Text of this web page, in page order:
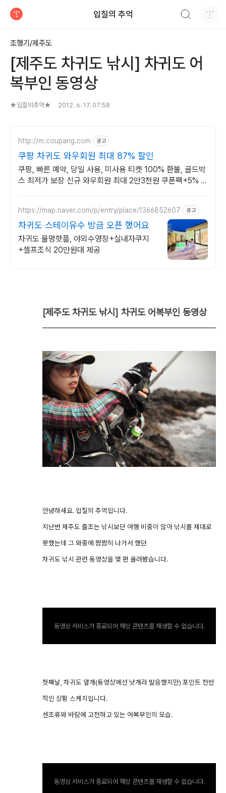
입질의 추억
조행기/제주도
[제주도 차귀도 낚시] 차귀도 어
복부인 동영상
★입질의추억★ 2012. 6. 17. 07:58
http://m.coupang.com 광고
쿠팡 차귀도 와우회원 최대 87% 할인
쿠팡, 빠른 예약, 당일 사용, 미사용 티켓 100% 환불, 골드박
스 최저가 보장 신규 와우회원 최대 2만3천원 쿠폰팩+5% 추
https://map.naver.com/p/entry/place/1366852607 광고
차귀도 스테이유수 방금 오픈 했어요
차귀도 물멍핫플, 야외수영장+실내자쿠지
+셀프조식 20만원대 제공
[제주도 차귀도 낚시] 차귀도 어복부인 동영상
안녕하세요. 입질의 추억입니다.
지난번 제주도 출조는 낚시보단 여행 비중이 많아 낚시를 제대로
못했는데 그 와중에 짬짬히 나가서 했던
차귀도 낚시 관련 동영상을 몇 편 올려봤습니다.
동영상 서비스가 종료되어 해당 콘텐츠를 재생할 수 없습니다.
첫째날, 차귀도 앞개(동영상에선 낫개라 발음했지만) 포인트 전반
적인 상황 스케치입니다.
센조류와 바람에 고전하고 있는 어복부인의 모습.
동영상 서비스가 종료되어 해당 콘텐츠를 재생할 수 없습니다.